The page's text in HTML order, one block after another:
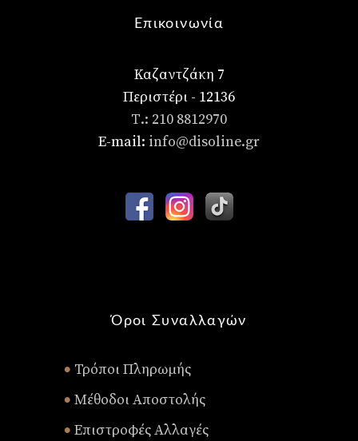
Επικοινωνία
Καζαντζάκη 7
Περιστέρι - 12136
Τ.: 210 8812970
E-mail: info@disoline.gr
Όροι Συναλλαγών
• Τρόποι Πληρωμής
• Μέθοδοι Αποστολής
• Επιστροφές Αλλαγές